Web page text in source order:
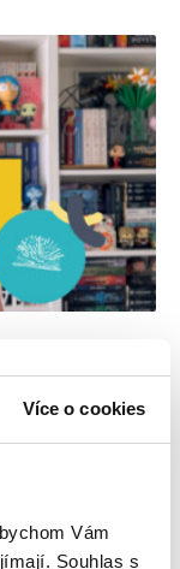
Více o cookies
Vám
Souhlas s
šestnáctý